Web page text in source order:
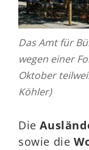
Das Amt für
wegen einer
Oktober
Köhler)
Die
sowie die